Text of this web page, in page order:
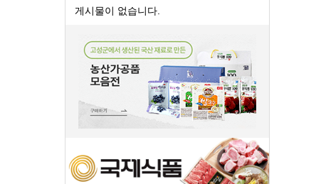
게시물이 없습니다.